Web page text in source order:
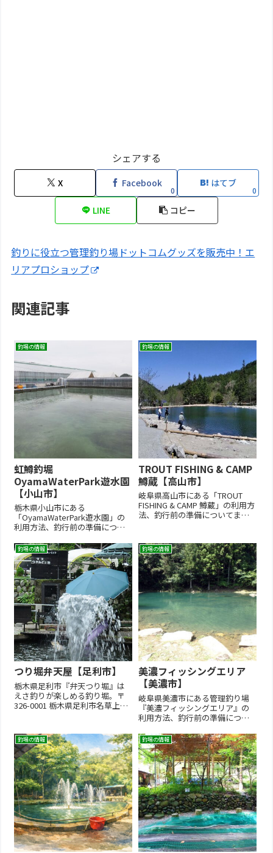
シェアする
X Facebook
0
はてブ
0
LINE コピー
釣りに役立つ管理釣り場ドットコムグッズを販売中！エ
リアプロショップ
関連記事
釣場の情報
虹鱒釣堀
OyamaWaterPark遊水園
【小山市】
栃木県小山市にある
「OyamaWaterPark遊水園」の
利用方法、釣行前の準備につい
ど渓流魚を対象とした管理釣り
場。初級者～上級者向け。予約
制のピラルク室内釣り堀が人
気！通年営業。
釣場の情報
TROUT FISHING & CAMP
鱒蔵【高山市】
岐阜県高山市にある「TROUT
FISHING & CAMP 鱒蔵」の利用方
法、釣行前の準備についてまと
ルアーフライ池は引き味が良い
好型が揃う。１時間単位の釣券
設定やレンタルタックルもあ
り、飛騨高山観光の間にちょっ
と立ち寄る事も可能。釣った魚
は塩焼きにもできますよ。
釣場の情報
つり堀弁天屋【足利市】
栃木県足利市『弁天つり堀』は
えさ釣りが楽しめる釣り堀。〒
326-0001 栃木県足利市名草上町
の栃木県の管理釣り場を探す
釣場の情報
美濃フィッシングエリア
【美濃市】
岐阜県美濃市にある管理釣り場
『美濃フィッシングエリア』の
利用方法、釣行前の準備につい
く残る片知川沿いのルアー＆フ
ライ管理釣り場。水の入れ替え
が早く虹鱒のコンディションの
良さに定評。
釣場の情報 釣場の情報